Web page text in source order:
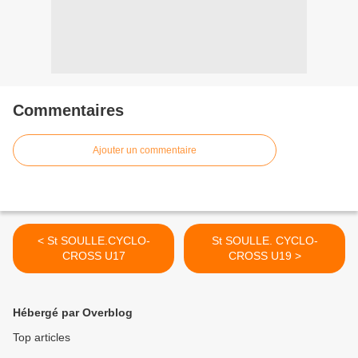
Commentaires
Ajouter un commentaire
< St SOULLE.CYCLO-
CROSS U17
St SOULLE. CYCLO-
CROSS U19 >
Hébergé par Overblog
Top articles